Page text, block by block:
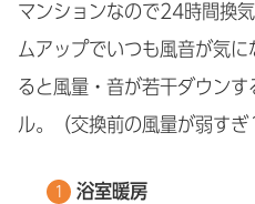
マンションなので24時間換
ムアップでいつも風音が気
ると風量・音が若干ダウン
ル。（交換前の風量が弱すぎ
浴室暖房